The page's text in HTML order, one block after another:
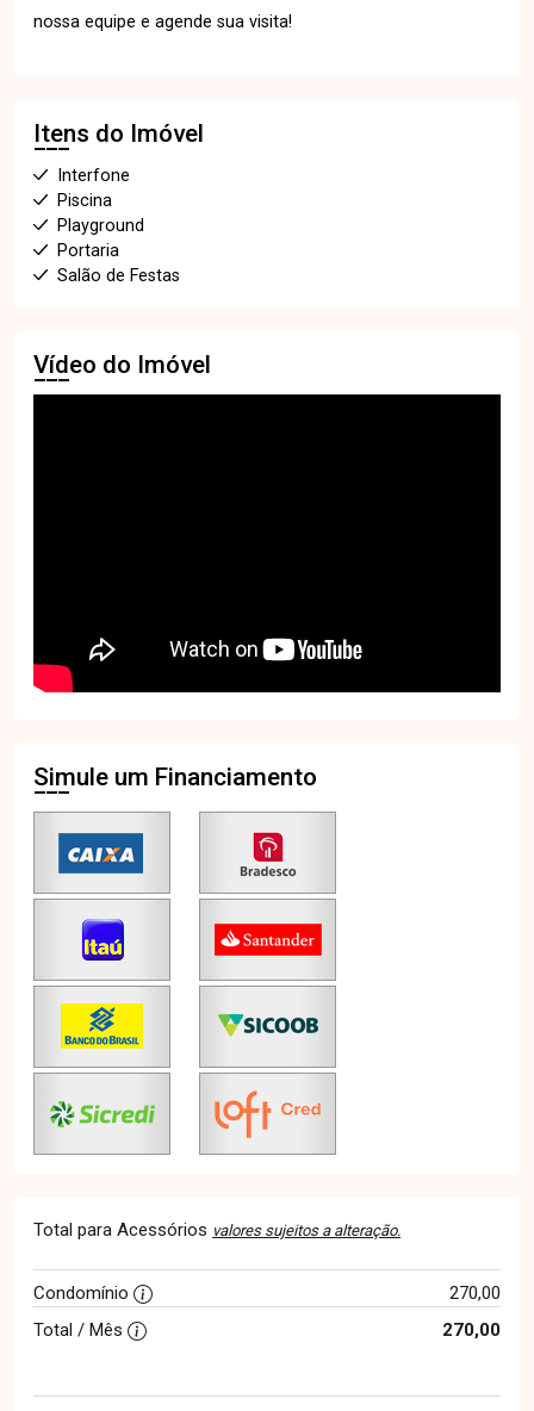
nossa equipe e agende sua visita!
Itens do Imóvel
Interfone
Piscina
Playground
Portaria
Salão de Festas
Vídeo do Imóvel
Simule um Financiamento
Total para Acessórios valores sujeitos a alteração.
Condomínio
270,00
Total / Mês
270,00